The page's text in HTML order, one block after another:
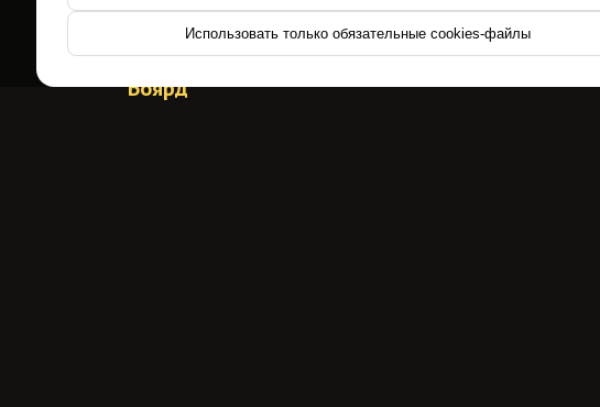
Использовать только обязательные cookies-файлы
Специальная программа -“начало учебного года”
детей в формате легендарного телешоу“Форт
Боярд”